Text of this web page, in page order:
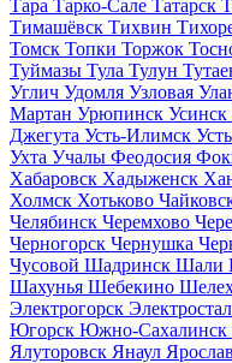
Тара Тарко-Сале Татарск
Тимашёвск Тихвин
Томск Топки Торжок
Туймазы Тула Тулун
Углич Удомля Узловая
Мартан Урюпинск Усинск
Джегута Усть-Илимск
Ухта Учалы Феодосия
Хабаровск Хадыженск
Холмск Хотьково
Челябинск Черемхово
Черногорск Чернушка
Чусовой Шадринск Шали
Шахунья Шебекино
Электрогорск
Югорск Южно-Сахалинск
Ялуторовск Янаул